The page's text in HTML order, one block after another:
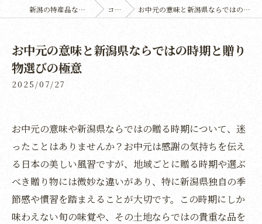
新潟の特産品なら株式会社越季 コラム お中元の意味と新潟県ならではの時期と贈り物選びの極意
お中元の意味と新潟県ならではの時期と贈り
物選びの極意
2025/07/27
お中元の意味や新潟県ならではの贈る時期について、迷
ったことはありませんか？お中元は感謝の気持ちを伝え
る日本の美しい風習ですが、地域ごとに贈る時期や選ぶ
べき贈り物には微妙な違いがあり、特に新潟県独自の季
節感や慣習を踏まえることが大切です。この時期にしか
味わえない旬の味覚や、その土地ならではの貴重な品を